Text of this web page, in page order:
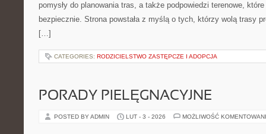
pomysły do planowania tras, a także podpowiedzi terenowe,
bezpiecznie. Strona powstała z myślą o tych, którzy wolą trasy
[…]
CATEGORIES: RODZICIELSTWO ZASTĘPCZE I ADOPCJA
PORADY PIELĘGNACYJNE
POSTED BY ADMIN LUT - 3 - 2026 MOŻLIWOŚĆ